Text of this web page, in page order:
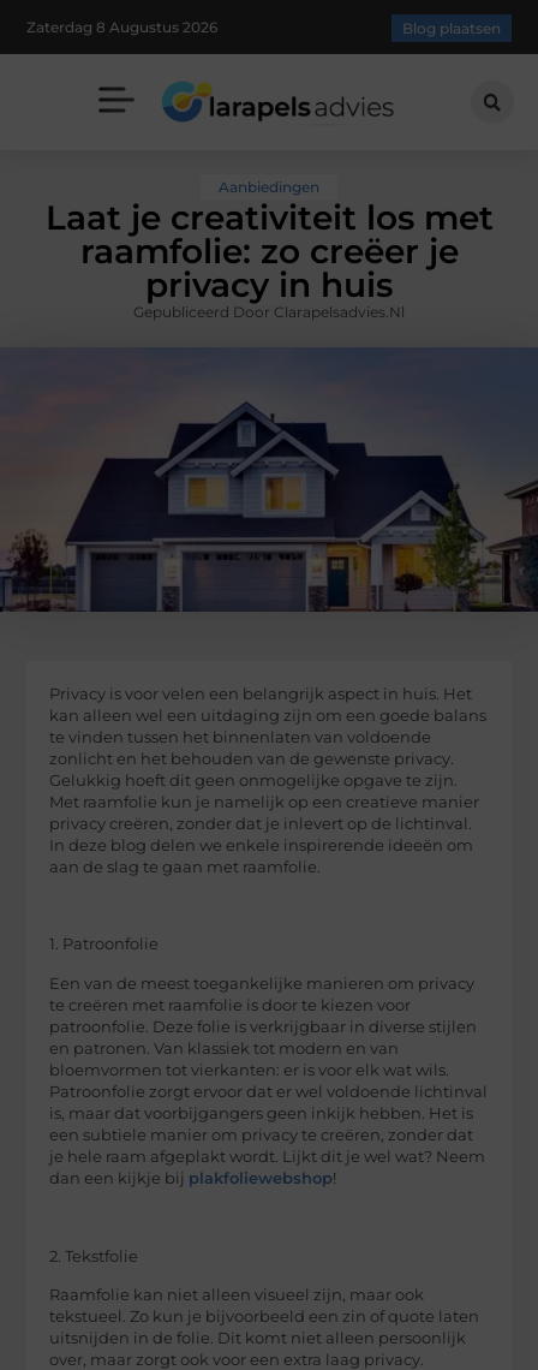
Zaterdag 8 Augustus 2026 Blog plaatsen
Aanbiedingen
Laat je creativiteit los met
raamfolie: zo creëer je
privacy in huis
Gepubliceerd Door Clarapelsadvies.nl
Privacy is voor velen een belangrijk aspect in huis. Het
kan alleen wel een uitdaging zijn om een goede balans
te vinden tussen het binnenlaten van voldoende
zonlicht en het behouden van de gewenste privacy.
Gelukkig hoeft dit geen onmogelijke opgave te zijn.
Met raamfolie kun je namelijk op een creatieve manier
privacy creëren, zonder dat je inlevert op de lichtinval.
In deze blog delen we enkele inspirerende ideeën om
aan de slag te gaan met raamfolie.
1. Patroonfolie
Een van de meest toegankelijke manieren om privacy
te creëren met raamfolie is door te kiezen voor
patroonfolie. Deze folie is verkrijgbaar in diverse stijlen
en patronen. Van klassiek tot modern en van
bloemvormen tot vierkanten: er is voor elk wat wils.
Patroonfolie zorgt ervoor dat er wel voldoende lichtinval
is, maar dat voorbijgangers geen inkijk hebben. Het is
een subtiele manier om privacy te creëren, zonder dat
je hele raam afgeplakt wordt. Lijkt dit je wel wat? Neem
dan een kijkje bij plakfoliewebshop!
2. Tekstfolie
Raamfolie kan niet alleen visueel zijn, maar ook
tekstueel. Zo kun je bijvoorbeeld een zin of quote laten
uitsnijden in de folie. Dit komt niet alleen persoonlijk
over, maar zorgt ook voor een extra laag privacy.